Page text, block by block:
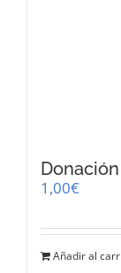
Donación
1,00€
Añadir al